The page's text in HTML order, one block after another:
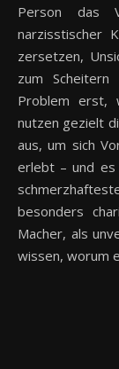
Person das
narzisstischer
zersetzen,
zum Scheitern
Problem erst,
nutzen gezielt
aus, um sich
erlebt – und es
besonders
Macher, als
wissen, worum